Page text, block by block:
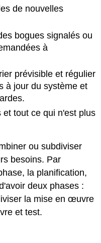
de nouvelles
bogues signalés ou
à
prévisible et régulier
à jour du système et
tout ce qui n'est plus
ou subdiviser
besoins. Par
la planification,
deux phases :
la mise en œuvre
et test.